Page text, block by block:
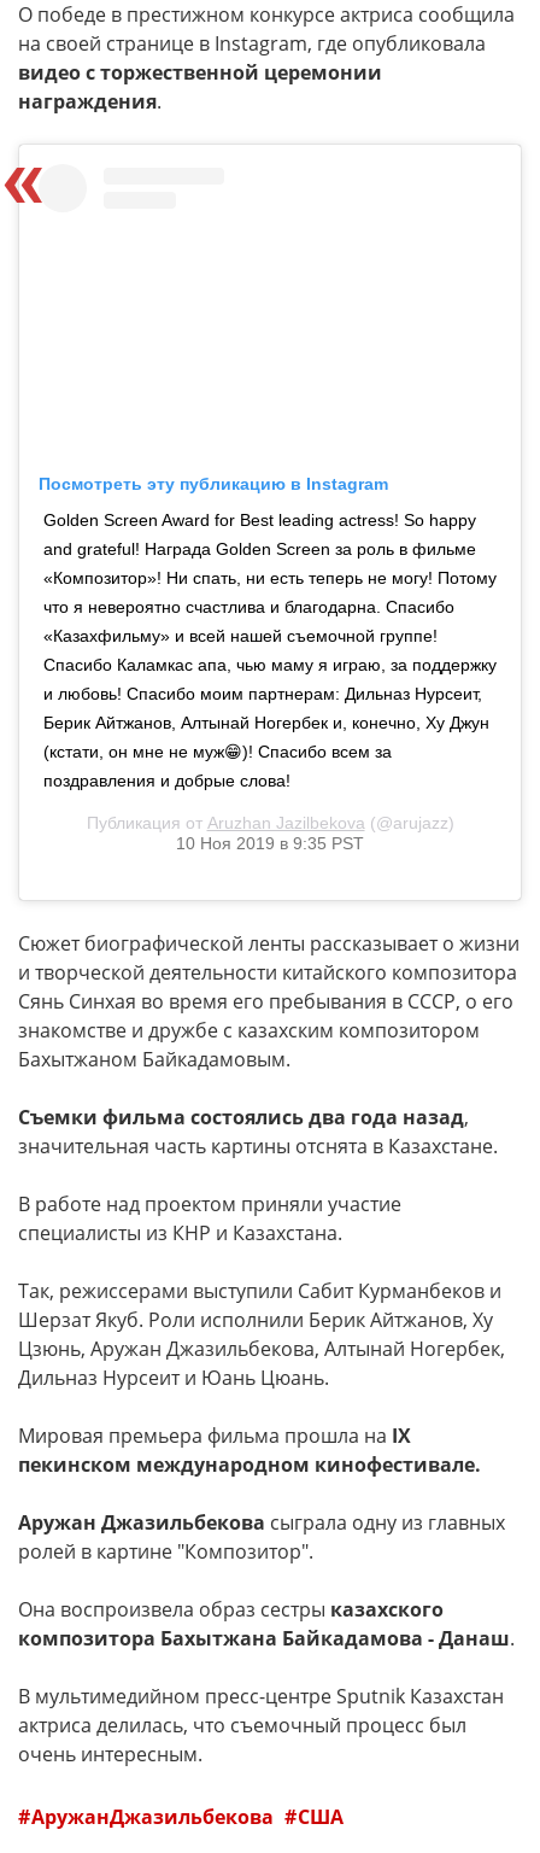
О победе в престижном конкурсе актриса сообщила
на своей странице в Instagram, где опубликовала
видео с торжественной церемонии
награждения.
Посмотреть эту публикацию в Instagram
Golden Screen Award for Best leading actress! So happy
and grateful! Награда Golden Screen за роль в фильме
«Композитор»! Ни спать, ни есть теперь не могу! Потому
что я невероятно счастлива и благодарна. Спасибо
«Казахфильму» и всей нашей съемочной группе!
Спасибо Каламкас апа, чью маму я играю, за поддержку
и любовь! Спасибо моим партнерам: Дильназ Нурсеит,
Берик Айтжанов, Алтынай Ногербек и, конечно, Ху Джун
(кстати, он мне не муж😁)! Спасибо всем за
поздравления и добрые слова!
Публикация от Aruzhan Jazilbekova (@arujazz)
10 Ноя 2019 в 9:35 PST
Сюжет биографической ленты рассказывает о жизни
и творческой деятельности китайского композитора
Сянь Синхая во время его пребывания в СССР, о его
знакомстве и дружбе с казахским композитором
Бахытжаном Байкадамовым.
Съемки фильма состоялись два года назад,
значительная часть картины отснята в Казахстане.
В работе над проектом приняли участие
специалисты из КНР и Казахстана.
Так, режиссерами выступили Сабит Курманбеков и
Шерзат Якуб. Роли исполнили Берик Айтжанов, Ху
Цзюнь, Аружан Джазильбекова, Алтынай Ногербек,
Дильназ Нурсеит и Юань Цюань.
Мировая премьера фильма прошла на IX
пекинском международном кинофестивале.
Аружан Джазильбекова сыграла одну из главных
ролей в картине "Композитор".
Она воспроизвела образ сестры казахского
композитора Бахытжана Байкадамова - Данаш.
В мультимедийном пресс-центре Sputnik Казахстан
актриса делилась, что съемочный процесс был
очень интересным.
АружанДжазильбекова США